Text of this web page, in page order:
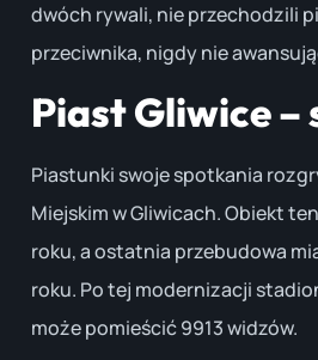
dwóch rywali, nie przechodzili
przeciwnika, nigdy nie
Piast Gliwice –
Piastunki swoje spotkania
Miejskim w Gliwicach. Obiekt
roku, a ostatnia przebudowa
roku. Po tej modernizacji
może pomieścić 9913 widzów.